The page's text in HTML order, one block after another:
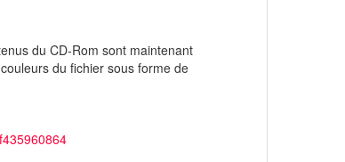
du CD-Rom sont maintenant
du fichier sous forme de